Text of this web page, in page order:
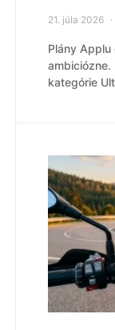
21. júla 2026
Plány
ambiciózne.
kategórie